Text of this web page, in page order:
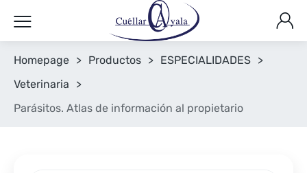
Homepage > Productos > ESPECIALIDADES >
Veterinaria
>
Parásitos. Atlas de información al propietario